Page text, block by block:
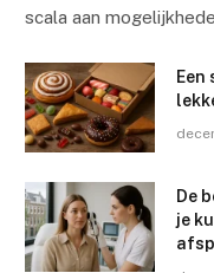
scala aan
Een
De
je